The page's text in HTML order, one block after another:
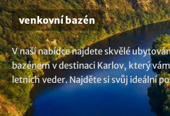
venkovní bazén
V naší nabídce najdete skvělé
bazénem v destinaci Karlov, který
letních veder. Najděte si svůj ideální
bazénem pro odpočinek, ale i zábavu.
odpočinout u bazénu a užít si léta jak